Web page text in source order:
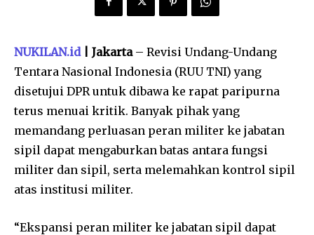
NUKILAN.id| Jakarta – Revisi Undang-Undang
Tentara Nasional Indonesia (RUU TNI) yang
disetujui DPR untuk dibawa ke rapat paripurna
terus menuai kritik. Banyak pihak yang
memandang perluasan peran militer ke jabatan
sipil dapat mengaburkan batas antara fungsi
militer dan sipil, serta melemahkan kontrol sipil
atas institusi militer.
“Ekspansi peran militer ke jabatan sipil dapat